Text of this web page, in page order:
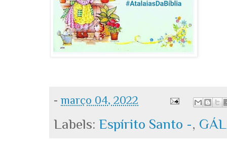
-março 04, 2022
Labels:Espírito Santo -,